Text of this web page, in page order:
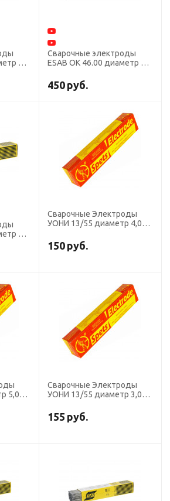
4,0
Сварочные электроды
ESAB ОК 46.00 диаметр 3,0
450 руб.
2,5
Сварочные Электроды
УОНИ 13/55 диаметр 4,0
пост. ток, основной),
СпецЭлектрод, для
150 руб.
Сварочные Электроды
УОНИ 13/55 диаметр 3,0
пост. ток, основной),
СпецЭлектрод, для
155 руб.